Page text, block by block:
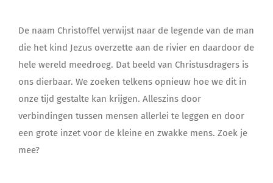
De naam Christoffel verwijst naar de legende van de man
die het kind Jezus overzette aan de rivier en daardoor de
hele wereld meedroeg. Dat beeld van Christusdragers is
ons dierbaar. We zoeken telkens opnieuw hoe we dit in
onze tijd gestalte kan krijgen. Alleszins door
verbindingen tussen mensen allerlei te leggen en door
een grote inzet voor de kleine en zwakke mens. Zoek je
mee?